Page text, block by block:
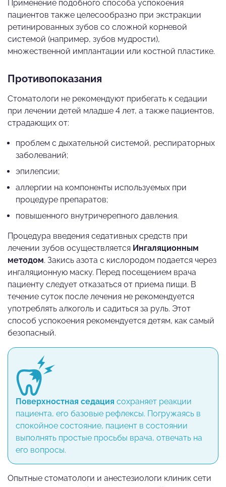
Применение подобного способа успокоения
пациентов также целесообразно при экстракции
ретинированных зубов со сложной корневой
системой (например, зубов мудрости),
множественной имплантации или костной пластике.
Противопоказания
Стоматологи не рекомендуют прибегать к седации
при лечении детей младше 4 лет, а также пациентов,
страдающих от:
проблем с дыхательной системой, респираторных
заболеваний;
эпилепсии;
аллергии на компоненты используемых при
процедуре препаратов;
повышенного внутричерепного давления.
Процедура введения седативных средств при
лечении зубов осуществляется Ингаляционным
методом. Закись азота с кислородом подается через
ингаляционную маску. Перед посещением врача
пациенту следует отказаться от приема пищи. В
течение суток после лечения не рекомендуется
употреблять алкоголь и садиться за руль. Этот
способ успокоения рекомендуется детям, как самый
безопасный.
Поверхностная седация сохраняет реакции
пациента, его базовые рефлексы. Погружаясь в
спокойное состояние, пациент в состоянии
выполнять простые просьбы врача, отвечать на
его вопросы.
Опытные стоматологи и анестезиологи клиник сети